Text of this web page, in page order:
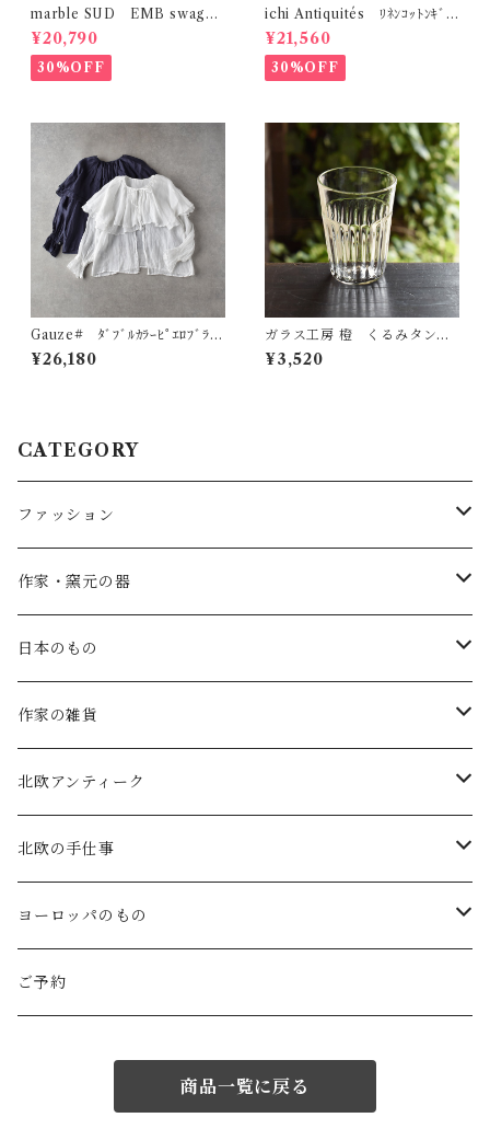
marble SUD EMB swag
(綿) ｼｬﾂﾜﾝﾋﾟｰｽ (ﾎﾜｲﾄ)
¥20,790
30%OFF
ichi Antiquités ﾘﾈﾝｺｯﾄﾝｷﾞﾝ
ｶﾞﾑｼｬﾂﾜﾝﾋﾟｰｽ (ﾋﾟﾝｸ×ｸﾞﾚｰ) 1
100905
¥21,560
30%OFF
Gauze# ﾀﾞﾌﾞﾙｶﾗｰﾋﾟｴﾛﾌﾞﾗｳ
ｽ G1185
¥26,180
ガラス工房 橙 くるみタンブ
ラー・S（しのぎ）
¥3,520
CATEGORY
ファッション
SALE
atelier naruse
atelier naruse (ﾌｫｰﾏﾙ)
MAGALI
Gauze#
ROBE de PEAU
LABORATORY
Atelier d'antan (ｳｪｱ)
作家・窯元の器
矢島操(器)
小鹿田焼の器
中川紀夫(器)
斉藤幸代（器）
icura(木工）
でく工房(ガラス)
日本のもの
コーヒーの道具
鳥越の竹細工(岩手)
わら細工たくぼ(宮崎)
南部鉄器(岩手)
佐渡の釜敷(新潟)
ガラスの保存瓶
作家の雑貨
habotan
幸生窯
kitona(木製ﾌﾞﾛｰﾁ)
edge(革ﾌﾞﾛｰﾁ)
ninon(白樺ﾌﾞﾛｰﾁ)
北欧アンティーク
ARABIA・iittala
グラスウェア
Kronjyden/B&G
Rorstrand・Gefle
北欧の手仕事
白樺の雑貨
白樺のオーナメント
ラトビアの民芸品
ヨーロッパのもの
スウェーデン
Coltello (ｶﾄﾗﾘｰ)
Bjorklund (ｹｰｷｻｰﾊﾞｰ)
ご予約
商品一覧に戻る